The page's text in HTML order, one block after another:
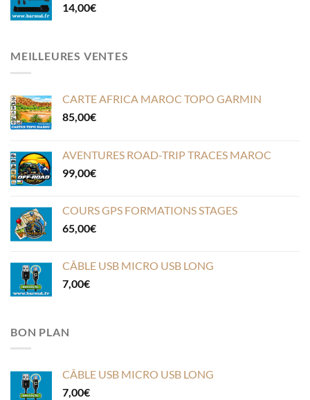
14,00€
MEILLEURES VENTES
CARTE AFRICA MAROC TOPO GARMIN
85,00€
AVENTURES ROAD-TRIP TRACES MAROC
99,00€
COURS GPS FORMATIONS STAGES
65,00€
CÂBLE USB MICRO USB LONG
7,00€
BON PLAN
CÂBLE USB MICRO USB LONG
7,00€